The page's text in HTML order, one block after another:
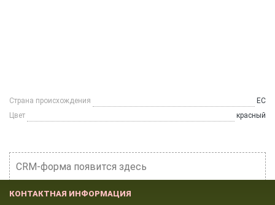
Страна происхождения
ЕС
Цвет
красный
CRM-форма появится здесь
КОНТАКТНАЯ ИНФОРМАЦИЯ